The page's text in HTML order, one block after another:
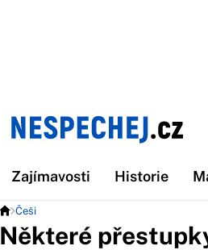
Zajímavosti Historie
Češi
Některé